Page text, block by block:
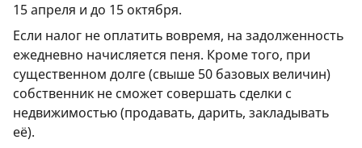
15 апреля и до 15 октября.
Если налог не оплатить вовремя, на задолженность
ежедневно начисляется пеня. Кроме того, при
существенном долге (свыше 50 базовых величин)
собственник не сможет совершать сделки с
недвижимостью (продавать, дарить, закладывать
её).